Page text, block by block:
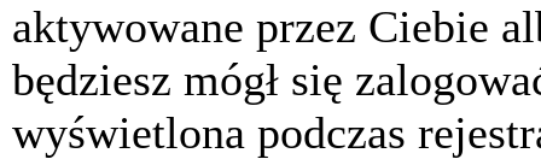
aktywowane przez Ciebie
będziesz mógł się
wyświetlona podczas